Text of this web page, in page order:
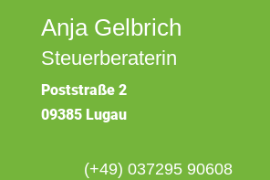
Anja Gelbrich
Steuerberaterin
Poststraße 2
09385 Lugau
(+49) 037295 90608